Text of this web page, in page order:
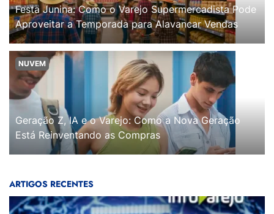
Festa Junina: Como o Varejo Supermercadista Pode
Aproveitar a Temporada para Alavancar Vendas
NUVEM
Geração Z, IA e o Varejo: Como a Nova Geração
Está Reinventando as Compras
ARTIGOS RECENTES